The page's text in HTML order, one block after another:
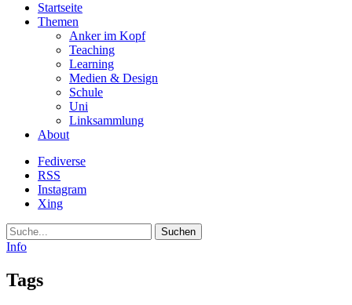
Startseite
Themen
Anker im Kopf
Teaching
Learning
Medien & Design
Schule
Uni
Linksammlung
About
Fediverse
RSS
Instagram
Xing
Suche
Info
Tags